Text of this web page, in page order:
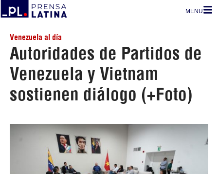
MENU
Venezuela al día
Autoridades de Partidos de
Venezuela y Vietnam
sostienen diálogo (+Foto)